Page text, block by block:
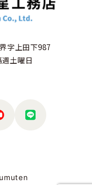
字上田下987
土曜日